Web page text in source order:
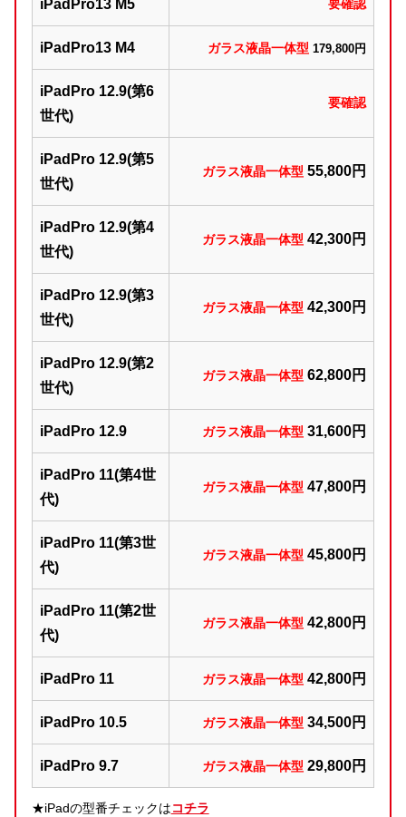
iPadPro13 M5 要確認
iPadPro13 M4 ガラス液晶一体型 179,800円
iPadPro 12.9(第6
世代)
要確認
iPadPro 12.9(第5
世代)
ガラス液晶一体型 55,800円
iPadPro 12.9(第4
世代)
ガラス液晶一体型 42,300円
iPadPro 12.9(第3
世代)
ガラス液晶一体型 42,300円
iPadPro 12.9(第2
世代)
ガラス液晶一体型 62,800円
iPadPro 12.9 ガラス液晶一体型 31,600円
iPadPro 11(第4世
代)
ガラス液晶一体型 47,800円
iPadPro 11(第3世
代)
ガラス液晶一体型 45,800円
iPadPro 11(第2世
代)
ガラス液晶一体型 42,800円
iPadPro 11 ガラス液晶一体型 42,800円
iPadPro 10.5 ガラス液晶一体型 34,500円
iPadPro 9.7 ガラス液晶一体型 29,800円
★iPadの型番チェックはコチラ